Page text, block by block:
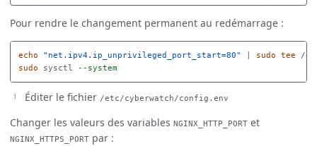
Pour rendre le changement permanent au redémarrage :
echo "net.ipv4.ip_unprivileged_port_start=80"
sudo tee
sudo
sysctl --system
Éditer le fichier /etc/cyberwatch/config.env
Changer les valeurs des variables NGINX_HTTP_PORT et
NGINX_HTTPS_PORT par :